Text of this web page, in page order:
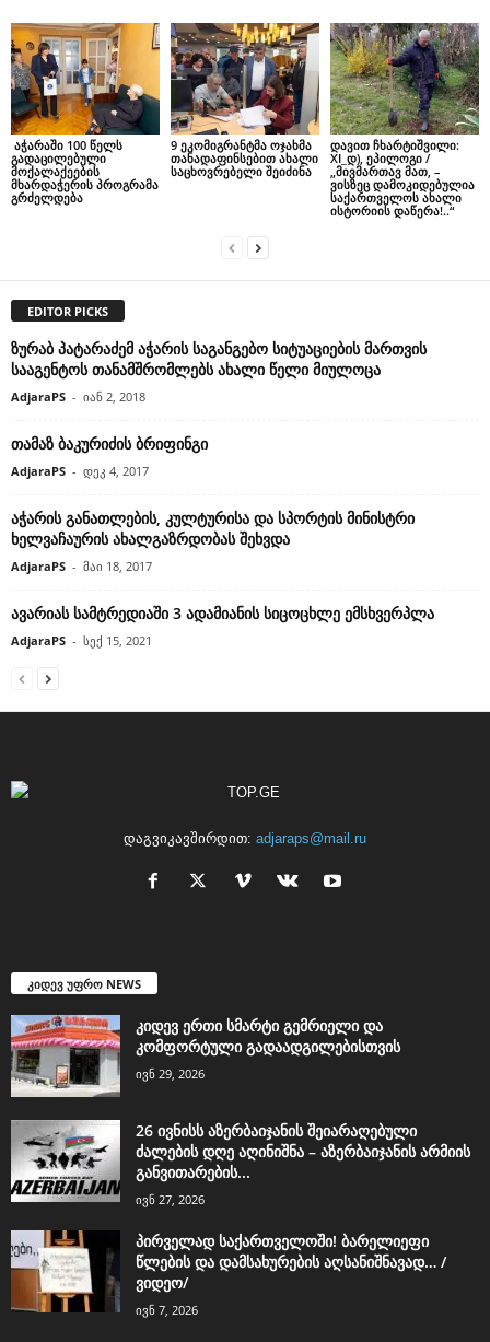
აჭარაში 100 წელს
გადაცილებული
მოქალაქეების
მხარდაჭერის პროგრამა
გრძელდება
9 ეკომიგრანტმა ოჯახმა
თანადაფინსებით ახალი
საცხოვრებელი შეიძინა
დავით ჩხარტიშვილი:
XI_დ), ეპილოგი /
„მივმართავ მათ, –
ვისზეც დამოკიდებულია
საქართველოს ახალი
ისტორიის დაწერა!..“
EDITOR PICKS
ზურაბ პატარაძემ აჭარის საგანგებო სიტუაციების მართვის
სააგენტოს თანამშრომლებს ახალი წელი მიულოცა
AdjaraPS - იან 2, 2018
თამაზ ბაკურიძის ბრიფინგი
AdjaraPS - დეკ 4, 2017
აჭარის განათლების, კულტურისა და სპორტის მინისტრი
ხელვაჩაურის ახალგაზრდობას შეხვდა
AdjaraPS - მაი 18, 2017
ავარიას სამტრედიაში 3 ადამიანის სიცოცხლე ემსხვერპლა
AdjaraPS - სექ 15, 2021
დაგვიკავშირდით: adjaraps@mail.ru
კიდევ უფრო NEWS
კიდევ ერთი სმარტი გემრიელი და
კომფორტული გადაადგილებისთვის
ივნ 29, 2026
26 ივნისს აზერბაიჯანის შეიარაღებული
ძალების დღე აღინიშნა – აზერბაიჯანის არმიის
განვითარების...
ივნ 27, 2026
პირველად საქართველოში! ბარელიეფი
წლების და დამსახურების აღსანიშნავად… /
ვიდეო/
ივნ 7, 2026